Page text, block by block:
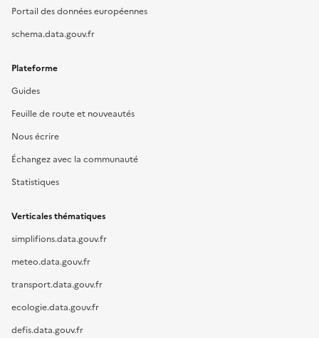
Portail des données européennes
schema.data.gouv.fr
Plateforme
Guides
Feuille de route et nouveautés
Nous écrire
Échangez avec la communauté
Statistiques
Verticales thématiques
simplifions.data.gouv.fr
meteo.data.gouv.fr
transport.data.gouv.fr
ecologie.data.gouv.fr
defis.data.gouv.fr